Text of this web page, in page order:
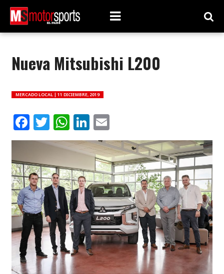
Nueva Mitsubishi L200
MERCADO LOCAL | 11 DICIEMBRE, 2019
Facebook
Twitter
WhatsApp
LinkedIn
Email